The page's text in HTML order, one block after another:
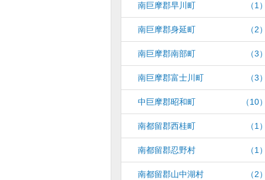
南巨摩郡早川町 （1）
南巨摩郡身延町 （2）
南巨摩郡南部町 （3）
南巨摩郡富士川町 （3）
中巨摩郡昭和町 （10）
南都留郡西桂町 （1）
南都留郡忍野村 （1）
南都留郡山中湖村 （2）